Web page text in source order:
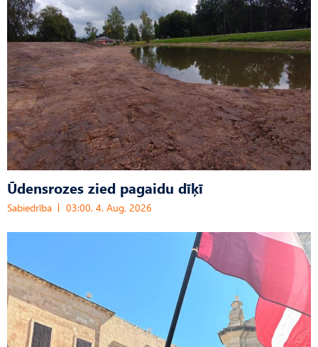
Ūdensrozes zied pagaidu dīķī
Sabiedrība 03:00, 4. Aug, 2026